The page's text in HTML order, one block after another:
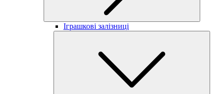
Іграшкові залізниці